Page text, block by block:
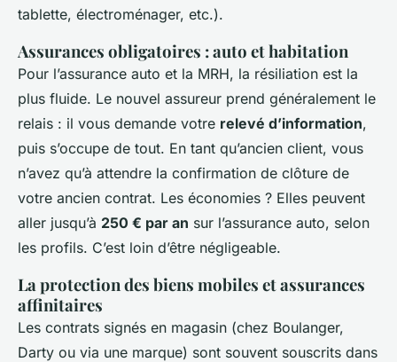
tablette, électroménager, etc.).
Assurances obligatoires : auto et habitation
Pour l’assurance auto et la MRH, la résiliation est la
plus fluide. Le nouvel assureur prend généralement le
relais : il vous demande votre relevé d’information,
puis s’occupe de tout. En tant qu’ancien client, vous
n’avez qu’à attendre la confirmation de clôture de
votre ancien contrat. Les économies ? Elles peuvent
aller jusqu’à 250 € par an sur l’assurance auto, selon
les profils. C’est loin d’être négligeable.
La protection des biens mobiles et assurances
affinitaires
Les contrats signés en magasin (chez Boulanger,
Darty ou via une marque) sont souvent souscrits dans